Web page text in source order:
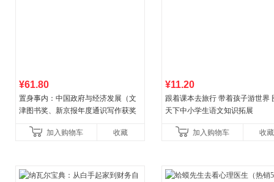
¥61.80
置身事内：中国政府与经济发展（文
津图书奖、新京报年度通识写作获奖
菘、张军、周黎安、王烁联
加入购物车 收藏
¥11.20
跟着课本去旅行 带着孩子游世界
天下中小学生语文知识拓展
加入购物车 收藏